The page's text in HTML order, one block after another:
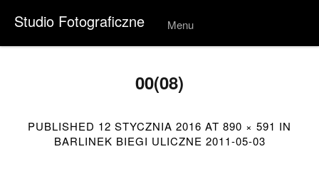
Studio Fotograficzne Menu
Skip to
00(08)
PUBLISHED 12 STYCZNIA 2016 AT 890 × 591 IN
BARLINEK BIEGI ULICZNE 2011-05-03